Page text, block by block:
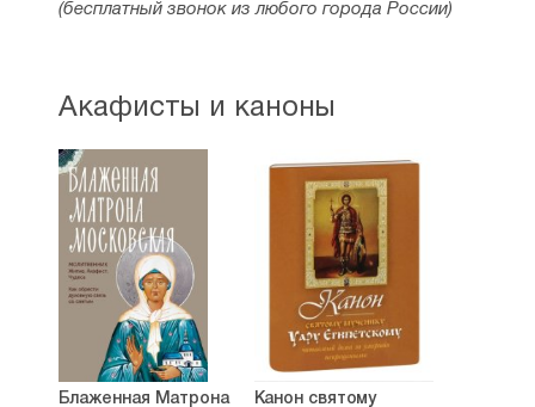
(бесплатный звонок из любого города России)
Акафисты и каноны
Блаженная Матрона Канон святому